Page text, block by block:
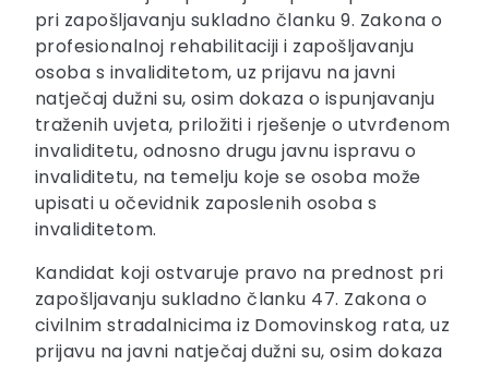
pri zapošljavanju sukladno članku 9. Zakona o
profesionalnoj rehabilitaciji i zapošljavanju
osoba s invaliditetom, uz prijavu na javni
natječaj dužni su, osim dokaza o ispunjavanju
traženih uvjeta, priložiti i rješenje o utvrđenom
invaliditetu, odnosno drugu javnu ispravu o
invaliditetu, na temelju koje se osoba može
upisati u očevidnik zaposlenih osoba s
invaliditetom.
Kandidat koji ostvaruje pravo na prednost pri
zapošljavanju sukladno članku 47. Zakona o
civilnim stradalnicima iz Domovinskog rata, uz
prijavu na javni natječaj dužni su, osim dokaza